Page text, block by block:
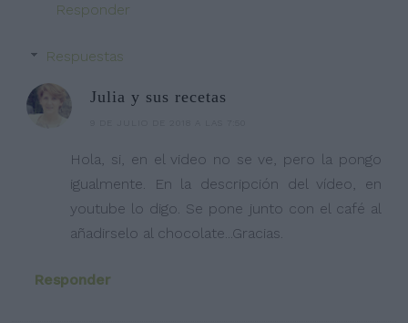
Responder
Respuestas
Julia y sus recetas
Hola, si, en el video no se ve, pero la pongo
igualmente. En la descripción del vídeo, en
youtube lo digo. Se pone junto con el café al
añadirselo al chocolate...Gracias.
Responder